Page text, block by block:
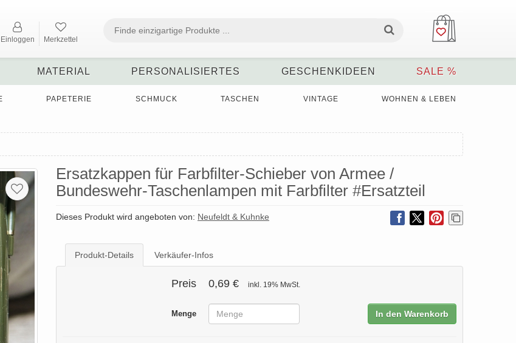
Einloggen Merkzettel
MATERIAL PERSONALISIERTES GESCHENKIDEEN SALE %
PAPETERIE SCHMUCK TASCHEN VINTAGE WOHNEN & LEBEN
Ersatzkappen für Farbfilter-Schieber von Armee /
Bundeswehr-Taschenlampen mit Farbfilter #Ersatzteil
Dieses Produkt wird angeboten von: Neufeldt & Kuhnke
Produkt-Details Verkäufer-Infos
Preis 0,69 € inkl. 19% MwSt.
Menge In den Warenkorb